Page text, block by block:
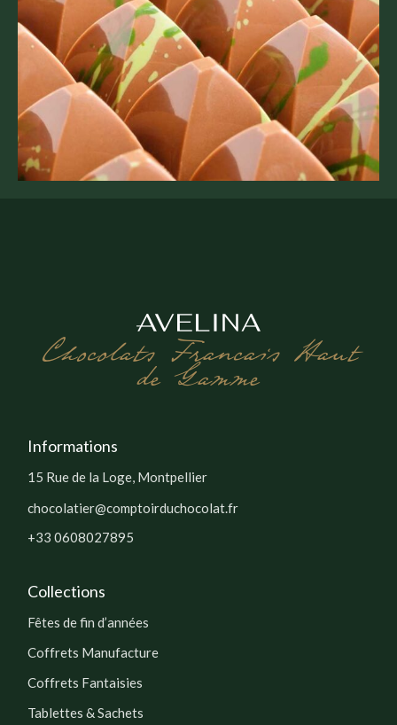
Chocolats Francais Haut
de Gamme
Informations
15 Rue de la Loge, Montpellier
chocolatier@comptoirduchocolat.fr
+33 0608027895
Collections
Fêtes de fin d’années
Coffrets Manufacture
Coffrets Fantaisies
Tablettes & Sachets